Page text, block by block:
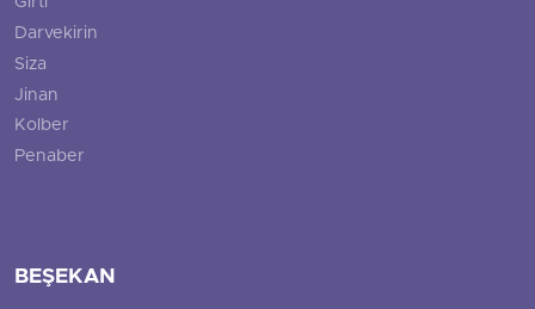
Darvekirin
Siza
Jinan
Kolber
Penaber
BEŞEKAN